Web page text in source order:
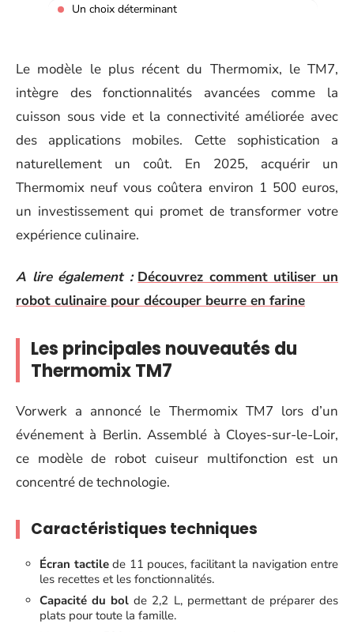
Un choix déterminant
Le modèle le plus récent du Thermomix, le TM7,
intègre des fonctionnalités avancées comme la
cuisson sous vide et la connectivité améliorée avec
des applications mobiles. Cette sophistication a
naturellement un coût. En 2025, acquérir un
Thermomix neuf vous coûtera environ 1 500 euros,
un investissement qui promet de transformer votre
expérience culinaire.
A lire également : Découvrez comment utiliser un
robot culinaire pour découper beurre en farine
Les principales nouveautés du
Thermomix TM7
Vorwerk a annoncé le Thermomix TM7 lors d’un
événement à Berlin. Assemblé à Cloyes-sur-le-Loir,
ce modèle de robot cuiseur multifonction est un
concentré de technologie.
Caractéristiques techniques
Écran tactilede 11 pouces, facilitant la navigation entre
les recettes et les fonctionnalités.
Capacité du bol de 2,2 L, permettant de préparer des
plats pour toute la famille.